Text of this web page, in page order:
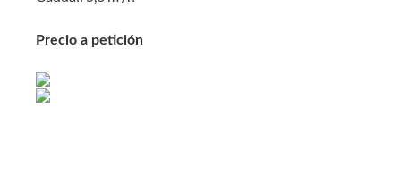
Precio a petición